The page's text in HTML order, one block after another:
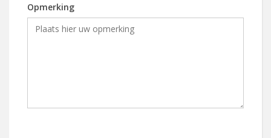
Opmerking